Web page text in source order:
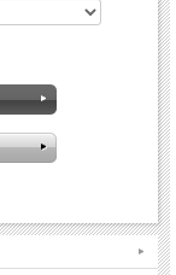
。ご希望の場合は別
をさせて頂きます。